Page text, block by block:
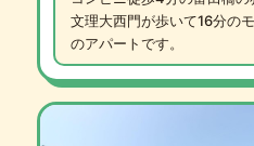
文理大西門が歩いて16分の
のアパートです。